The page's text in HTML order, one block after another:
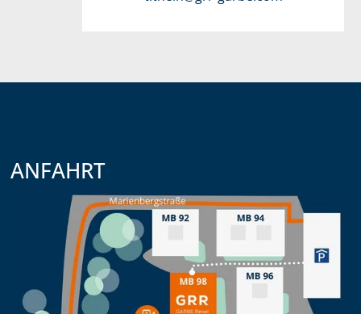
ANFAHRT